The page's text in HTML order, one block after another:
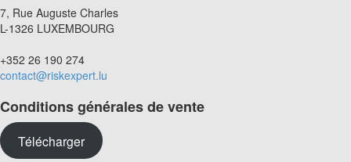
7, Rue Auguste Charles
L-1326 LUXEMBOURG
+352 26 190 274
contact@riskexpert.lu
Conditions générales de vente
Télécharger